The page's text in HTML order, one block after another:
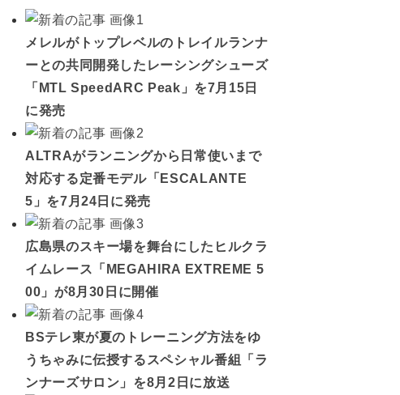
メレルがトップレベルのトレイルランナ
ーとの共同開発したレーシングシューズ
「MTL SpeedARC Peak」を7月15日
に発売
ALTRAがランニングから日常使いまで
対応する定番モデル「ESCALANTE
5」を7月24日に発売
広島県のスキー場を舞台にしたヒルクラ
イムレース「MEGAHIRA EXTREME 5
00」が8月30日に開催
BSテレ東が夏のトレーニング方法をゆ
うちゃみに伝授するスペシャル番組「ラ
ンナーズサロン」を8月2日に放送